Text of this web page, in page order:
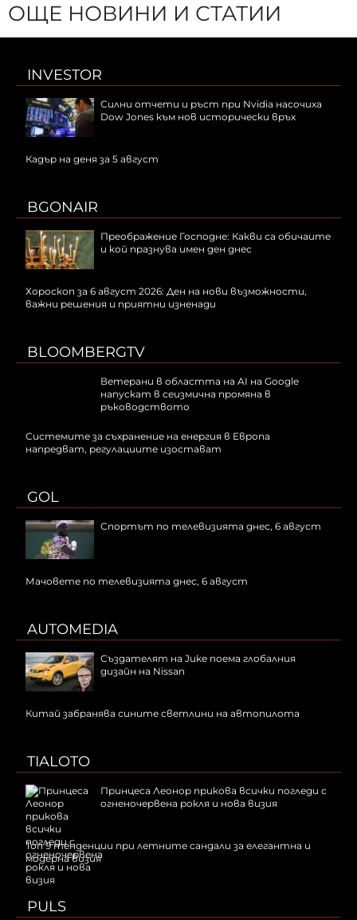
ОЩЕ НОВИНИ И СТАТИИ
INVESTOR
Силни отчети и ръст при Nvidia насочиха
Dow Jones към нов исторически връх
Кадър на деня за 5 август
BGONAIR
Преображение Господне: Какви са обичаите
и кой празнува имен ден днес
Хороскоп за 6 август 2026: Ден на нови възможности,
важни решения и приятни изненади
BLOOMBERGTV
Ветерани в областта на AI на Google
напускат в сеизмична промяна в
ръководството
Системите за съхранение на енергия в Европа
напредват, регулациите изостават
GOL
Спортът по телевизията днес, 6 август
Мачовете по телевизията днес, 6 август
AUTOMEDIA
Създателят на Juke поема глобалния
дизайн на Nissan
Китай забранява сините светлини на автопилота
TIALOTO
Принцеса Леонор прикова всички погледи с
огненочервена рокля и нова визия
Топ 9 тенденции при летните сандали за елегантна и
модерна визия
PULS